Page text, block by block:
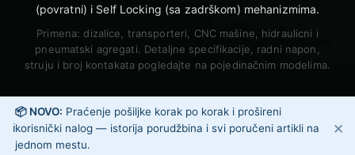
(povratni) i Self Locking (sa zadrškom) mehanizmima.
Primena: dizalice, transporteri, CNC mašine, hidraulicni i
pneumatski agregati. Detaljne specifikacije, radni napon,
struju i broj kontakata pogledajte na pojedinačnim modelima.
ℹ️
📦 NOVO: Praćenje pošiljke korak po korak i prošireni
korisnički nalog — istorija porudžbina i svi poručeni artikli na
jednom mestu.
✕